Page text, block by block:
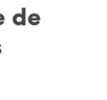
de